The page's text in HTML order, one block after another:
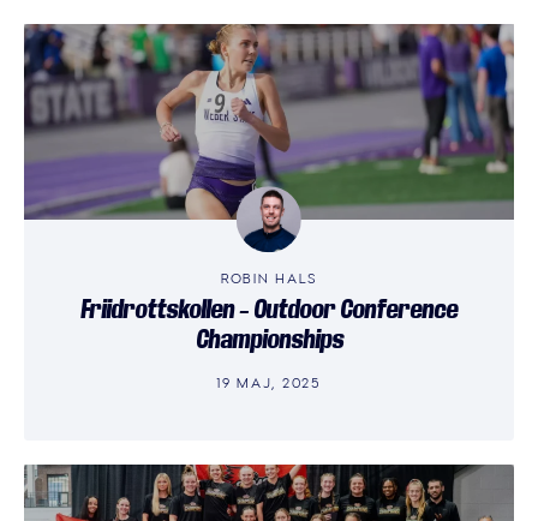
ROBIN HALS
Friidrottskollen – Outdoor Conference
Championships
19 MAJ, 2025